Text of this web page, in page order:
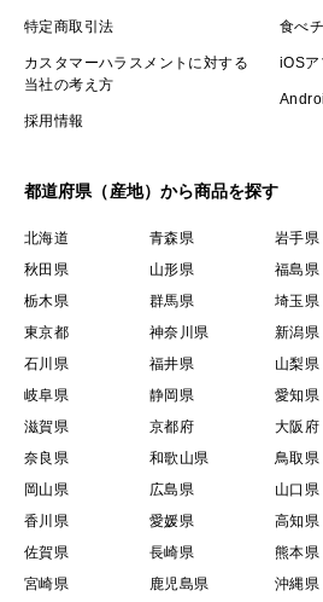
特定商取引法
カスタマーハラスメントに対する
当社の考え方
採用情報
食べ
iOSア
都道府県（産地）から商品を探す
北海道 青森県 岩手県
秋田県
山形県 福島県
栃木県
群馬県 埼玉県
東京都
神奈川県 新潟県
石川県
福井県 山梨県
岐阜県
静岡県 愛知県
滋賀県
京都府 大阪府
奈良県
和歌山県 鳥取県
岡山県
広島県 山口県
香川県
愛媛県 高知県
佐賀県
長崎県 熊本県
宮崎県
鹿児島県 沖縄県